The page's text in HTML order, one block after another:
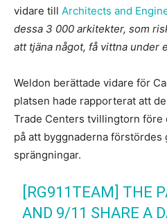
vidare till Architects and
dessa 3 000 arkitekter, som
att tjäna något, få vittna under
Weldon berättade vidare för
platsen hade rapporterat att
Trade Centers tvillingtorn före
på att byggnaderna
sprängningar.
[RG911TEAM] THE
AND 9/11 SHARE A